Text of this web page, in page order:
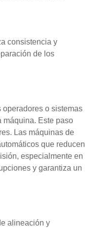
consistencia y
de los
o sistemas
máquina. Este paso
Las máquinas de
que reducen
especialmente en
y garantiza un
alineación y